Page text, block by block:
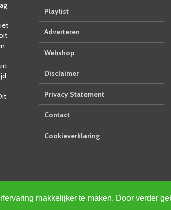
makkelijker te maken. Door verder
Playlist
Adverteren
Webshop
Disclaimer
Privacy Statement
Contact
Cookieverklaring
©